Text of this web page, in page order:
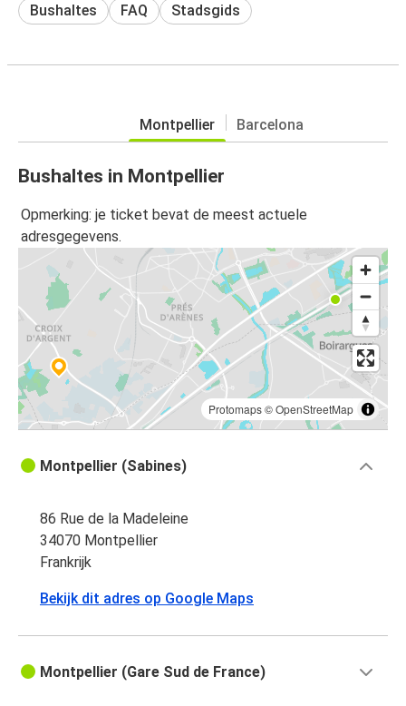
Bushaltes FAQ Stadsgids
Montpellier Barcelona
Bushaltes in Montpellier
Opmerking: je ticket bevat de meest actuele
adresgegevens.
Protomaps©OpenStreetMap
Montpellier (Sabines)
86 Rue de la Madeleine
34070 Montpellier
Frankrijk
Bekijk dit adres op Google Maps
Montpellier (Gare Sud de France)